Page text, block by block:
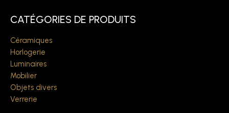
CATÉGORIES DE PRODUITS
Céramiques
Horlogerie
Luminaires
Mobilier
Objets divers
Verrerie